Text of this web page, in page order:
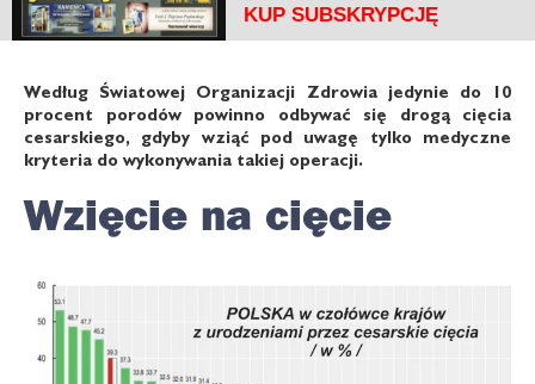
KUP SUBSKRYPCJĘ
Według Światowej Organizacji Zdrowia jedynie do 10
procent porodów powinno odbywać się drogą cięcia
cesarskiego, gdyby wziąć pod uwagę tylko medyczne
kryteria do wykonywania takiej operacji.
Wzięcie na cięcie